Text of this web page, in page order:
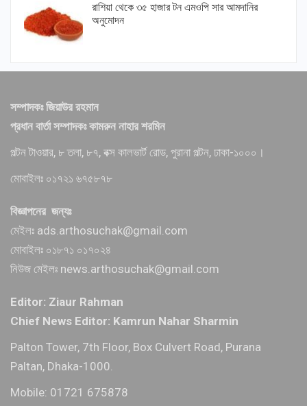
রাশিয়া থেকে ৩৫ হাজার টন এমওপি সার আমদানির
অনুমোদন
সম্পাদকঃ জিয়াউর রহমান
প্রধান বার্তা সম্পাদকঃ কামরুন নাহার শরমিন
পল্টন টাওয়ার, ৮ তলা, ৮৭, বক্স কালভার্ট রোড, পুরানা পল্টন, ঢাকা-১০০০।
মোবাইলঃ ০১৭২১ ৬৭৫৮৭৮
বিজ্ঞাপনের জন্যঃ
মেইলঃ ads.arthosuchak@gmail.com
মোবাইলঃ ০১৮৭১ ০১৭০২৪
নিউজ মেইলঃ news.arthosuchak@gmail.com
Editor: Ziaur Rahman
Chief News Editor: Kamrun Nahar Sharmin
Palton Tower, 7th Floor, Box Culvert Road, Purana
Paltan, Dhaka-1000.
Mobile: 01721 675878